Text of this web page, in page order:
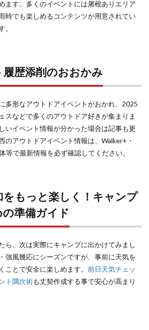
ます。多くのイベントには屠根ありエリア
時でも楽しめるコンテンツが用意されてい
。
履歴添削のおおかみ
多形なアウトドアイベントがおかれ、2025
スなどで多くのアウトドア好きが集まりま
いイベント情報が分かった場合は記事も更
のアウトドアイベント情報は、Walker+・
等で最新情報を必ず確認してください。
をもっと楽しく！キャンプ
準備ガイド
ら、次は実際にキャンプに出かけてみまし
強風幾応にシーズンですが、事前に天気を
ことで安全に楽しめます。 前日天気チェッ
ト隅次術も丈契作成する事で安心が高まり